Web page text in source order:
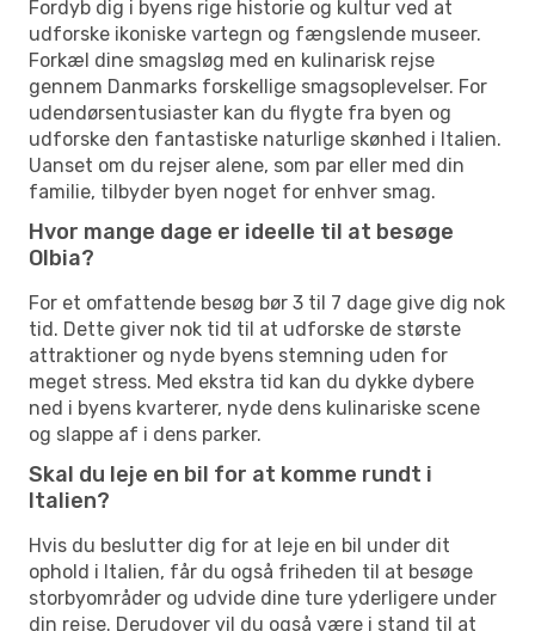
Fordyb dig i byens rige historie og kultur ved at
udforske ikoniske vartegn og fængslende museer.
Forkæl dine smagsløg med en kulinarisk rejse
gennem Danmarks forskellige smagsoplevelser. For
udendørsentusiaster kan du flygte fra byen og
udforske den fantastiske naturlige skønhed i Italien.
Uanset om du rejser alene, som par eller med din
familie, tilbyder byen noget for enhver smag.
Hvor mange dage er ideelle til at besøge
Olbia?
For et omfattende besøg bør 3 til 7 dage give dig nok
tid. Dette giver nok tid til at udforske de største
attraktioner og nyde byens stemning uden for
meget stress. Med ekstra tid kan du dykke dybere
ned i byens kvarterer, nyde dens kulinariske scene
og slappe af i dens parker.
Skal du leje en bil for at komme rundt i
Italien?
Hvis du beslutter dig for at leje en bil under dit
ophold i Italien, får du også friheden til at besøge
storbyområder og udvide dine ture yderligere under
din rejse. Derudover vil du også være i stand til at